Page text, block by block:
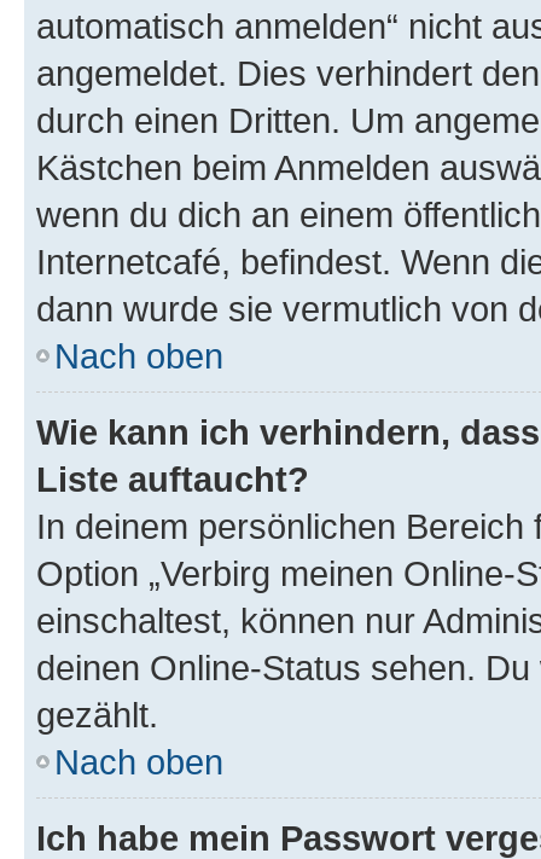
automatisch anmelden“ nicht
angemeldet. Dies verhindert
durch einen Dritten. Um
Kästchen beim Anmelden
wenn du dich an einem
Internetcafé, befindest. Wenn
dann wurde sie vermutlich von
Nach oben
Wie kann ich verhindern,
Liste auftaucht?
In deinem persönlichen
Option „Verbirg meinen Online-
einschaltest, können nur
deinen Online-Status sehen.
gezählt.
Nach oben
Ich habe mein Passwort